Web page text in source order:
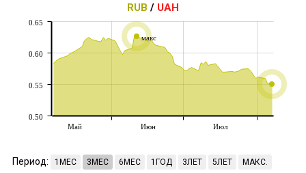
RUB / UAH
макс
Май Июн Июл
0.50
0.55
0.60
0.65
Период: 1МЕС 3МЕС 6МЕС 1ГОД 3ЛЕТ 5ЛЕТ МАКС.